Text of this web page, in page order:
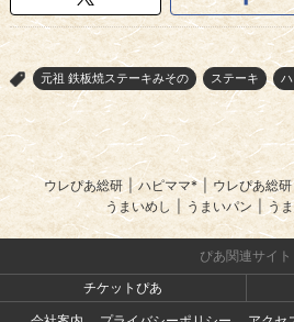
> 元祖 鉄板焼ステーキみその ステーキ
ウレぴあ総研 | ハピママ* | ウレぴあ総
うまいめし
うまいパン | う
ぴあ関連サイト
チケットぴあ